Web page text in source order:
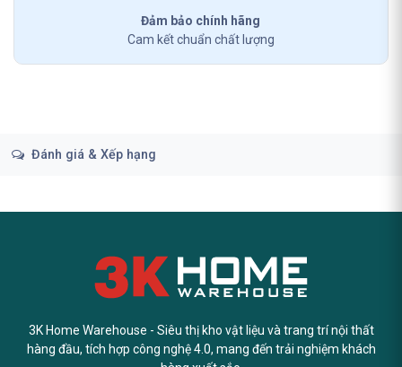
Đảm bảo chính hãng
Cam kết chuẩn chất lượng
Đánh giá & Xếp hạng
3K Home Warehouse - Siêu thị kho vật liệu và trang trí nội thất
hàng đầu, tích hợp công nghệ 4.0, mang đến trải nghiệm khách